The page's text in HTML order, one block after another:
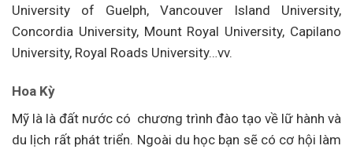
University of Guelph, Vancouver Island University,
Concordia University, Mount Royal University, Capilano
University, Royal Roads University…vv.
Hoa Kỳ
Mỹ là là đất nước có chương trình đào tạo về lữ hành và
du lịch rất phát triển. Ngoài du học bạn sẽ có cơ hội làm